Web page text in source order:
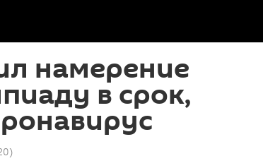
намерение
в срок,
)